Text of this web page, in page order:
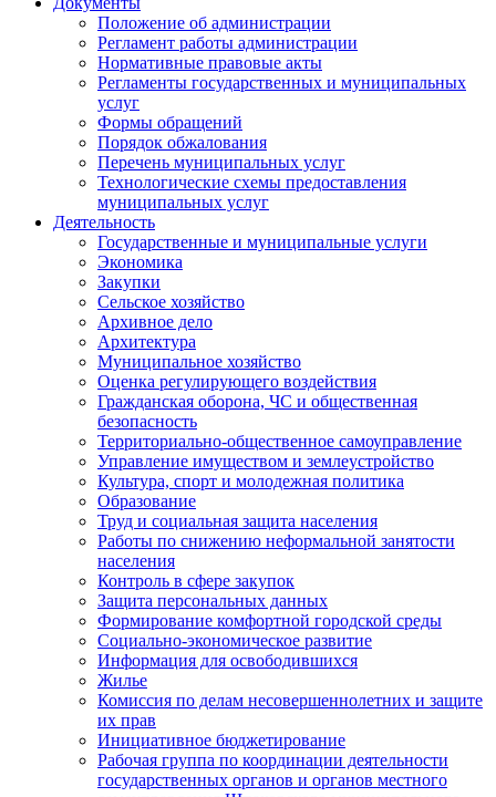
Положение об администрации
Регламент работы администрации
Нормативные правовые акты
Регламенты государственных и муниципальных
услуг
Формы обращений
Порядок обжалования
Перечень муниципальных услуг
Технологические схемы предоставления
муниципальных услуг
Деятельность
Государственные и муниципальные услуги
Экономика
Закупки
Сельское хозяйство
Архивное дело
Архитектура
Муниципальное хозяйство
Оценка регулирующего воздействия
Гражданская оборона, ЧС и общественная
безопасность
Территориально-общественное самоуправление
Управление имуществом и землеустройство
Культура, спорт и молодежная политика
Образование
Труд и социальная защита населения
Работы по снижению неформальной занятости
населения
Контроль в сфере закупок
Защита персональных данных
Формирование комфортной городской среды
Социально-экономическое развитие
Информация для освободившихся
Жилье
Комиссия по делам несовершеннолетних и защите
их прав
Инициативное бюджетирование
Рабочая группа по координации деятельности
государственных органов и органов местного